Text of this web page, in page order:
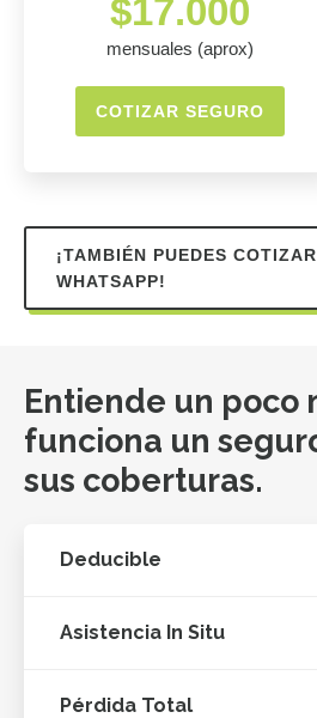
$17.000
mensuales (aprox)
COTIZAR SEGURO
¡TAMBIÉN PUEDES
WHATSAPP!
Entiende un poco
funciona un
sus coberturas.
Deducible
Asistencia In Situ
Pérdida Total